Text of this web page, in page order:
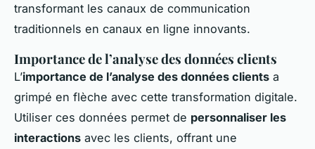
transformant les canaux de communication
traditionnels en canaux en ligne innovants.
Importance de l’analyse des données clients
L’importance de l’analyse des données clients a
grimpé en flèche avec cette transformation digitale.
Utiliser ces données permet de personnaliser les
interactions avec les clients, offrant une